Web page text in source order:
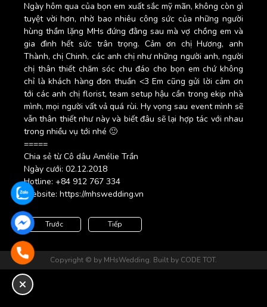
Ngày hôm qua của bọn em xuất sắc mỹ mãn, không còn gì
tuyệt vời hơn, nhờ bao nhiêu công sức của những người
hùng thầm lặng MHs đứng đằng sau mà vợ chồng em và
gia đình hết sức trân trọng. Cảm ơn chị Hương, anh
Thành, chị Chinh, các anh chị như những người anh, người
chị thân thiết chăm sóc chu đáo cho bọn em chứ không
chỉ là khách hàng đơn thuần <3 Em cũng gửi lời cảm ơn
tới các anh chị florist, team setup hậu cần trong ekip nhà
mình, mọi người vất vả quá rùi. Hy vọng sau event mình sẽ
vẫn thân thiết như này và biết đâu sẽ lại hợp tác với nhau
trong nhiều vụ tới nhé 🙂
=====
Chia sẻ từ Cô dâu Amélie Trần
Ngày cưới: 02.12.2018
Hotline: +84 912 767 334
Website: https://mhswedding.vn
Trước Tiếp
Copyright © by MHsWedding. Built by CODE TOT.